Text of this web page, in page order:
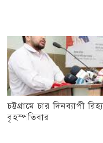
চট্টগ্রামে চার দিনব্যাপী
বৃহস্পতিবার